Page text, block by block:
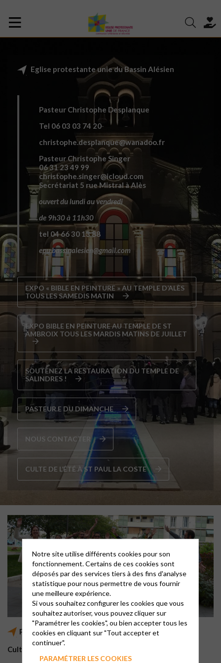
Eglise protestante unie du Bassin Alésien
Pasteur Christophe Desplanque
Tel 06 03 03 74 20
christophe.desplanque@wanadoo.fr
Pasteur Christophe Singer
06 31 23 49 99
christophe.singer@icloud.com
Secrétariat 5 rue Mistral à Alès
ouvert du lundi au vendredi
de 9h30 à 11h30
tel 04 66 30 13 88
epu.bassinalesien@gmail.com
EXPO « BIBLE EN PEINTURE » AU TEMPLE D’ALÈS
TOUS LES SAMEDIS MATIN
EXPO BIBLE EN PEINTURE AU TEMPLE DE ST
AMBROIX TOUS LES MARDIS MATINS DE JUILLET
SOUTENEZ LA RESTAURATION DU TEMPLE DE
SALINDRES !
PASTEUR.E DU DIMANCHE
NOUS CONTACTER
CULTE DE L’ÉTÉ À ST PAUL LA COSTE
Paroisse du bassin Alésien
Culte tous les dimanche à 10h30
Notre site utilise différents cookies pour son
fonctionnement. Certains de ces cookies sont
déposés par des services tiers à des fins d'analyse
statistique pour nous permettre de vous fournir
une meilleure expérience.
Si vous souhaitez configurer les cookies que vous
souhaitez autoriser, vous pouvez cliquer sur
"Paramétrer les cookies", ou bien accepter tous les
cookies en cliquant sur "Tout accepter et
continuer".
PARAMÉTRER LES COOKIES